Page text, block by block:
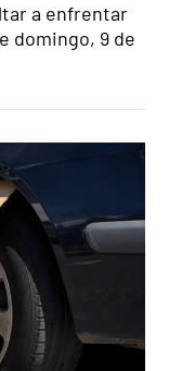
a enfrentar
domingo, 9 de